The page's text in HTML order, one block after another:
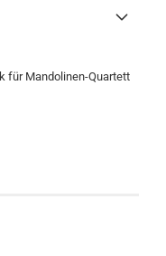
für Mandolinen-Quartett